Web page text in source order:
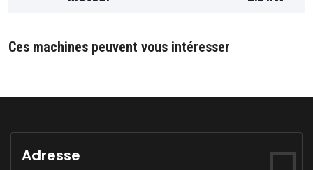
Ces machines peuvent vous intéresser
Adresse